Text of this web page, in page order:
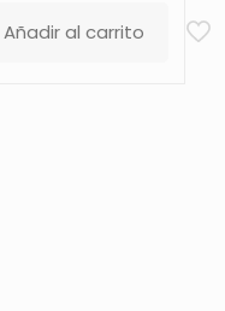
Añadir al carrito